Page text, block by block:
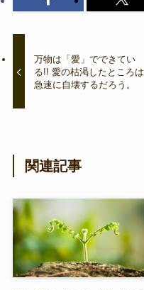
万物は「愛」でできてい
る!! 愛の枯渇したところは
急速に自壊するだろう。
関連記事